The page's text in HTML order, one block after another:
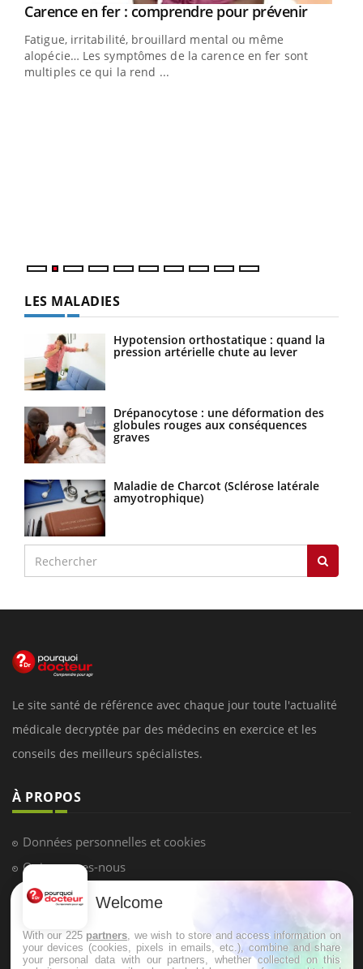
Youtube
Carence en fer : comprendre pour prévenirYoutube
Fatigue, irritabilité, brouillard mental ou même
alopécie… Les symptômes de la carence en fer sont
multiples ce qui la rend ...
LES MALADIES
Hypotension orthostatique : quand la
pression artérielle chute au lever
Drépanocytose : une déformation des
globules rouges aux conséquences
graves
Maladie de Charcot (Sclérose latérale
amyotrophique)
Le site santé de référence avec chaque jour toute l'actualité
médicale decryptée par des médecins en exercice et les
conseils des meilleurs spécialistes.
À PROPOS
Données personnelles et cookies
Qui sommes-nous
Conditions d'utilisation
Mentions Légales
Welcome
With our 225 partners , we wish to store and access information on
your devices (cookies, pixels in emails, etc.), combine and share
your personal data with our partners, whether collected on this